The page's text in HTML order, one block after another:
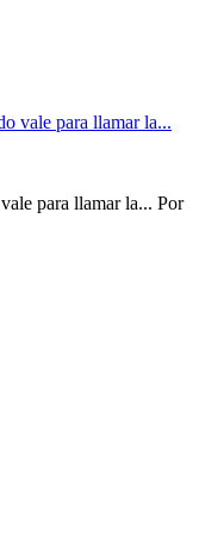
para llamar la... Por